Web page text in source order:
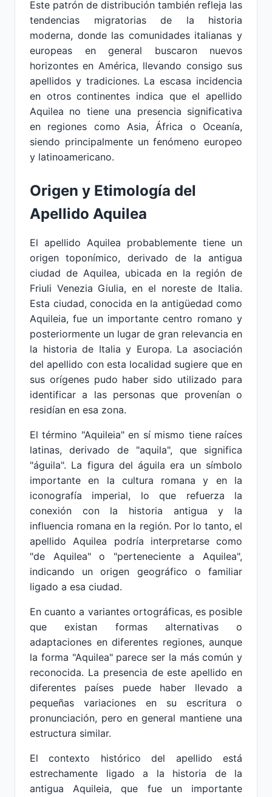
Este patrón de distribución también refleja las
tendencias migratorias de la historia
moderna, donde las comunidades italianas y
europeas en general buscaron nuevos
horizontes en América, llevando consigo sus
apellidos y tradiciones. La escasa incidencia
en otros continentes indica que el apellido
Aquilea no tiene una presencia significativa
en regiones como Asia, África o Oceanía,
siendo principalmente un fenómeno europeo
y latinoamericano.
Origen y Etimología del
Apellido Aquilea
El apellido Aquilea probablemente tiene un
origen toponímico, derivado de la antigua
ciudad de Aquilea, ubicada en la región de
Friuli Venezia Giulia, en el noreste de Italia.
Esta ciudad, conocida en la antigüedad como
Aquileia, fue un importante centro romano y
posteriormente un lugar de gran relevancia en
la historia de Italia y Europa. La asociación
del apellido con esta localidad sugiere que en
sus orígenes pudo haber sido utilizado para
identificar a las personas que provenían o
residían en esa zona.
El término "Aquileia" en sí mismo tiene raíces
latinas, derivado de "aquila", que significa
"águila". La figura del águila era un símbolo
importante en la cultura romana y en la
iconografía imperial, lo que refuerza la
conexión con la historia antigua y la
influencia romana en la región. Por lo tanto, el
apellido Aquilea podría interpretarse como
"de Aquilea" o "perteneciente a Aquilea",
indicando un origen geográfico o familiar
ligado a esa ciudad.
En cuanto a variantes ortográficas, es posible
que existan formas alternativas o
adaptaciones en diferentes regiones, aunque
la forma "Aquilea" parece ser la más común y
reconocida. La presencia de este apellido en
diferentes países puede haber llevado a
pequeñas variaciones en su escritura o
pronunciación, pero en general mantiene una
estructura similar.
El contexto histórico del apellido está
estrechamente ligado a la historia de la
antigua Aquileia, que fue un importante